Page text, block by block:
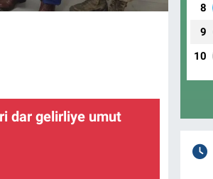
dar gelirliye umut
8
9
10